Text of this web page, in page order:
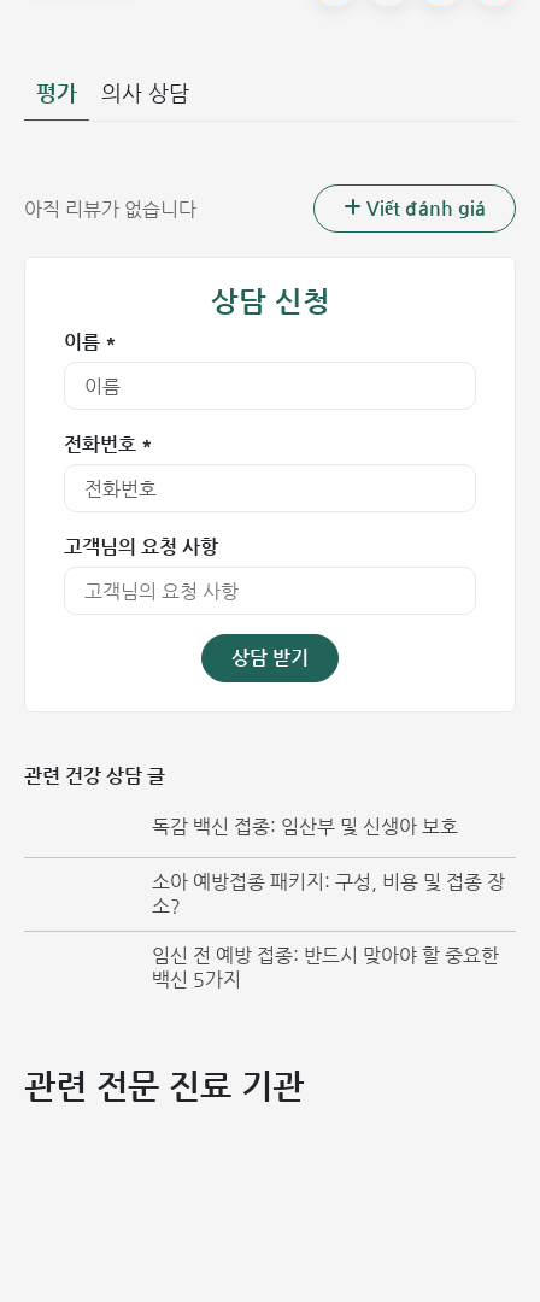
예방접종의 이점: 건강을 지키는 가장 확실한 방
법
예방접종은 질병 예방을 위한 가장 효과적인 수단입니다. 앞서
언급했듯이, 백신 접종은 아직 특효약이 없는 위험한 질병으로
접종이 가져다주는 주요 이점은 다음과 같습니다.
와 같은 감염병은 물론 B형 간염, 결핵, 일본뇌염 등은 현재
까지도 완치할 수 있는 치료제가 존재하지 않는 경우가 많습
나 유해 세균을 억제하여 간접적으로 면역력을 돕는 역할에
그칩니다. 따라서 백신 접종은 이러한 질병을 원천적으로
75%~85%가 해당 질병에 대한 면역력을 획득합니다. 대규
평가 의사 상담
아직 리뷰가 없습니다 Viết đánh giá
상담 신청
이름 *
전화번호 *
고객님의 요청 사항
상담 받기
관련 건강 상담 글
독감 백신 접종: 임산부 및 신생아 보호
소아 예방접종 패키지: 구성, 비용 및 접종 장
소?
임신 전 예방 접종: 반드시 맞아야 할 중요한
백신 5가지
관련 전문 진료 기관